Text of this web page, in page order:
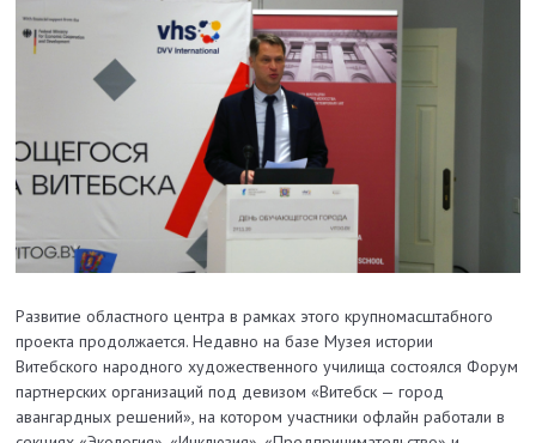
Развитие областного центра в рамках этого крупномасштабного
проекта продолжается. Недавно на базе Музея истории
Витебского народного художественного училища состоялся Форум
партнерских организаций под девизом «Витебск — город
авангардных решений», на котором участники офлайн работали в